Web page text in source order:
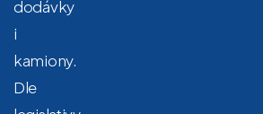
dodávky
i
kamiony.
Dle